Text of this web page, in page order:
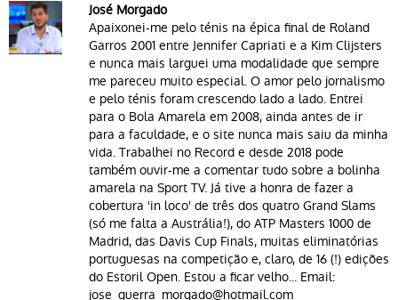
José Morgado
Apaixonei-me pelo ténis na épica final de Roland
Garros 2001 entre Jennifer Capriati e a Kim Clijsters
e nunca mais larguei uma modalidade que sempre
me pareceu muito especial. O amor pelo jornalismo
e pelo ténis foram crescendo lado a lado. Entrei
para o Bola Amarela em 2008, ainda antes de ir
para a faculdade, e o site nunca mais saiu da minha
vida. Trabalhei no Record e desde 2018 pode
também ouvir-me a comentar tudo sobre a bolinha
amarela na Sport TV. Já tive a honra de fazer a
cobertura 'in loco' de três dos quatro Grand Slams
(só me falta a Austrália!), do ATP Masters 1000 de
Madrid, das Davis Cup Finals, muitas eliminatórias
portuguesas na competição e, claro, de 16 (!) edições
do Estoril Open. Estou a ficar velho... Email:
jose_guerra_morgado@hotmail.com